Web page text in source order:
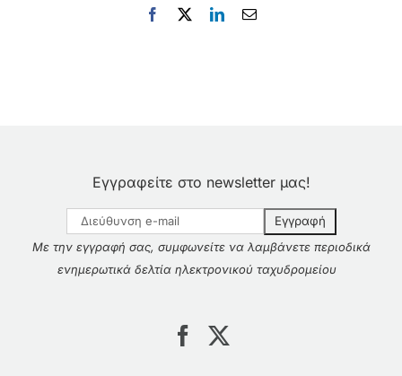
Facebook LinkedInEmail
Εγγραφείτε στο newsletter μας!
Με την εγγραφή σας, συμφωνείτε να λαμβάνετε περιοδικά
ενημερωτικά δελτία ηλεκτρονικού ταχυδρομείου